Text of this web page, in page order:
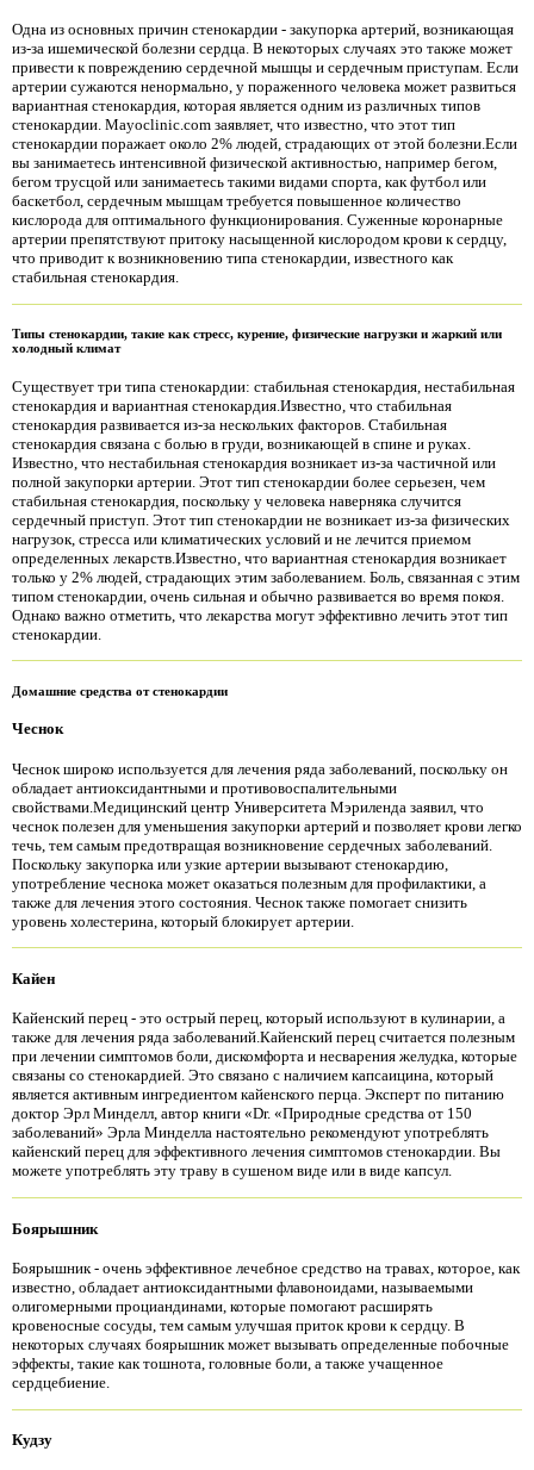
Одна из основных причин стенокардии - закупорка артерий, возникающая
из-за ишемической болезни сердца. В некоторых случаях это также может
привести к повреждению сердечной мышцы и сердечным приступам. Если
артерии сужаются ненормально, у пораженного человека может развиться
вариантная стенокардия, которая является одним из различных типов
стенокардии. Mayoclinic.com заявляет, что известно, что этот тип
стенокардии поражает около 2% людей, страдающих от этой болезни.Если
вы занимаетесь интенсивной физической активностью, например бегом,
бегом трусцой или занимаетесь такими видами спорта, как футбол или
баскетбол, сердечным мышцам требуется повышенное количество
кислорода для оптимального функционирования. Суженные коронарные
артерии препятствуют притоку насыщенной кислородом крови к сердцу,
что приводит к возникновению типа стенокардии, известного как
стабильная стенокардия.
Типы стенокардии, такие как стресс, курение, физические нагрузки и жаркий или
холодный климат
Существует три типа стенокардии: стабильная стенокардия, нестабильная
стенокардия и вариантная стенокардия.Известно, что стабильная
стенокардия развивается из-за нескольких факторов. Стабильная
стенокардия связана с болью в груди, возникающей в спине и руках.
Известно, что нестабильная стенокардия возникает из-за частичной или
полной закупорки артерии. Этот тип стенокардии более серьезен, чем
стабильная стенокардия, поскольку у человека наверняка случится
сердечный приступ. Этот тип стенокардии не возникает из-за физических
нагрузок, стресса или климатических условий и не лечится приемом
определенных лекарств.Известно, что вариантная стенокардия возникает
только у 2% людей, страдающих этим заболеванием. Боль, связанная с этим
типом стенокардии, очень сильная и обычно развивается во время покоя.
Однако важно отметить, что лекарства могут эффективно лечить этот тип
стенокардии.
Домашние средства от стенокардии
Чеснок
Чеснок широко используется для лечения ряда заболеваний, поскольку он
обладает антиоксидантными и противовоспалительными
свойствами.Медицинский центр Университета Мэриленда заявил, что
чеснок полезен для уменьшения закупорки артерий и позволяет крови легко
течь, тем самым предотвращая возникновение сердечных заболеваний.
Поскольку закупорка или узкие артерии вызывают стенокардию,
употребление чеснока может оказаться полезным для профилактики, а
также для лечения этого состояния. Чеснок также помогает снизить
уровень холестерина, который блокирует артерии.
Кайен
Кайенский перец - это острый перец, который используют в кулинарии, а
также для лечения ряда заболеваний.Кайенский перец считается полезным
при лечении симптомов боли, дискомфорта и несварения желудка, которые
связаны со стенокардией. Это связано с наличием капсаицина, который
является активным ингредиентом кайенского перца. Эксперт по питанию
доктор Эрл Минделл, автор книги «Dr. «Природные средства от 150
заболеваний» Эрла Минделла настоятельно рекомендуют употреблять
кайенский перец для эффективного лечения симптомов стенокардии. Вы
можете употреблять эту траву в сушеном виде или в виде капсул.
Боярышник
Боярышник - очень эффективное лечебное средство на травах, которое, как
известно, обладает антиоксидантными флавоноидами, называемыми
олигомерными проциандинами, которые помогают расширять
кровеносные сосуды, тем самым улучшая приток крови к сердцу. В
некоторых случаях боярышник может вызывать определенные побочные
эффекты, такие как тошнота, головные боли, а также учащенное
сердцебиение.
Кудзу